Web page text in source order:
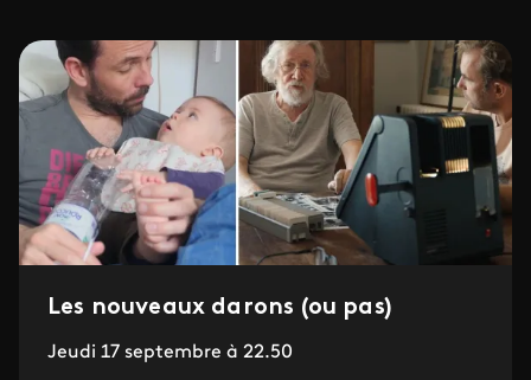
Les nouveaux darons (ou pas)
Jeudi 17 septembre à 22.50